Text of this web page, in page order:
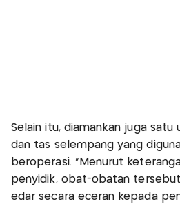
Selain itu, diamankan juga
dan tas selempang yang
beroperasi. "Menurut
penyidik, obat-obatan
edar secara eceran kepada